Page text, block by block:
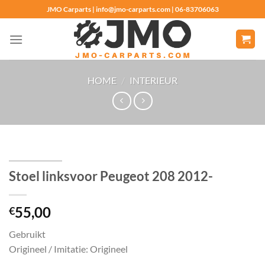
naar
inhoud
JMO Carparts | info@jmo-carparts.com | 06-83706063
HOME / INTERIEUR
Stoel linksvoor Peugeot 208 2012-
€55,00
Gebruikt
Origineel / Imitatie: Origineel